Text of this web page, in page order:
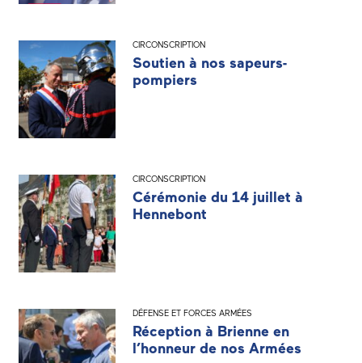
CIRCONSCRIPTION
Soutien à nos sapeurs-
pompiers
CIRCONSCRIPTION
Cérémonie du 14 juillet à
Hennebont
DÉFENSE ET FORCES ARMÉES
Réception à Brienne en
l’honneur de nos Armées